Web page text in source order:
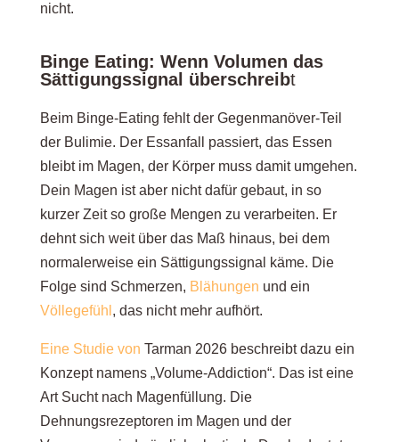
nicht.
Binge Eating: Wenn Volumen das
Sättigungssignal überschreibt
Beim Binge-Eating fehlt der Gegenmanöver-Teil
der Bulimie. Der Essanfall passiert, das Essen
bleibt im Magen, der Körper muss damit umgehen.
Dein Magen ist aber nicht dafür gebaut, in so
kurzer Zeit so große Mengen zu verarbeiten. Er
dehnt sich weit über das Maß hinaus, bei dem
normalerweise ein Sättigungssignal käme. Die
Folge sind Schmerzen, Blähungen und ein
Völlegefühl , das nicht mehr aufhört.
Eine Studie von Tarman 2026 beschreibt dazu ein
Konzept namens „Volume-Addiction“. Das ist eine
Art Sucht nach Magenfüllung. Die
Dehnungsrezeptoren im Magen und der